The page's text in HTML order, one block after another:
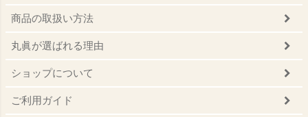
商品の取扱い方法
丸眞が選ばれる理由
ショップについて
ご利用ガイド